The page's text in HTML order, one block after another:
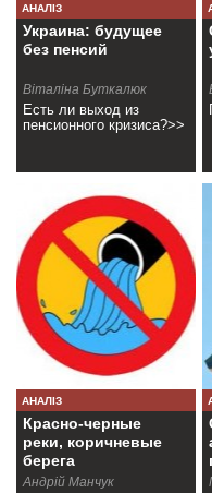
АНАЛІЗ
Украина: будущее
без пенсий
Віталіна Буткалюк
Есть ли выход из
пенсионного кризиса?>>
АНАЛІЗ
Красно-черные
реки, коричневые
берега
Андрiй Манчук